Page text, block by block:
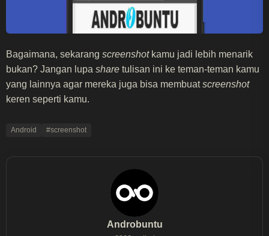
Bagaimana, sekarang screenshotkamu jadi lebih menarik
bukan? Jangan lupa share tulisan ini ke teman-teman kamu
yang lainnya agar mereka juga bisa membuatscreenshot
keren seperti kamu.
Android #screenshot
Androbuntu